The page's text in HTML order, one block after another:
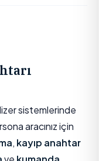
sistemlerinde
aracınız için
, kayıp anahtar